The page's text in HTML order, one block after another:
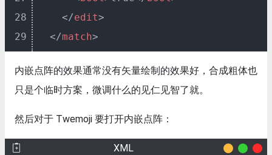
28
29
</edit>
</match>
内嵌点阵的效果通常没有矢量绘制的效果好，合成粗体也
只是个临时方案，微调什么的见仁见智了就。
然后对于 Twemoji 要打开内嵌点阵：
XML